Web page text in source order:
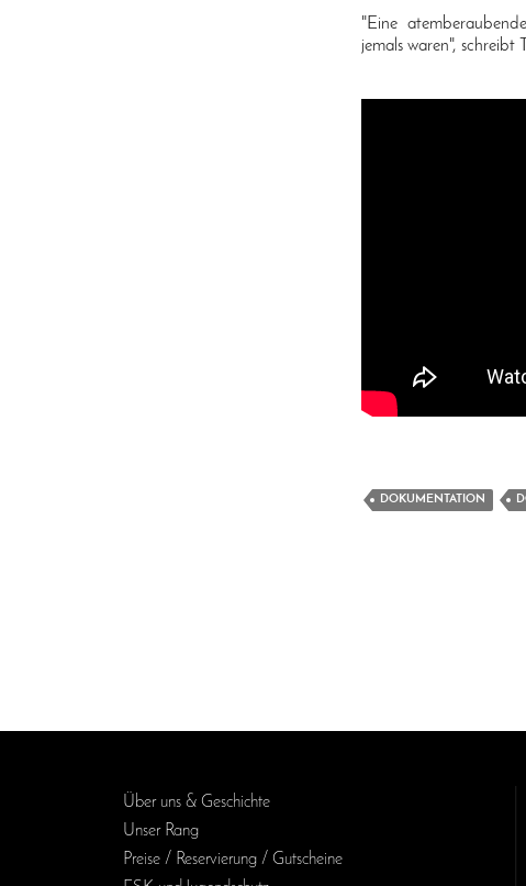
"Eine
jemals waren",
DOKUMENTATION
Über uns & Geschichte
Unser Rang
Preise / Reservierung / Gutscheine